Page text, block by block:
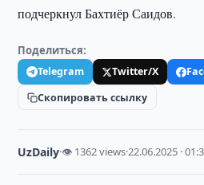
подчеркнул Бахтиёр Саидов.
Поделиться:
Telegram Twitter/X
Скопировать ссылку
UzDaily·👁 1362 views·22.06.2025 ·